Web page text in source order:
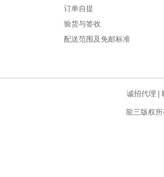
订单自提
验货与签收
配送范围及免邮标准
诚招代理
龍三版权